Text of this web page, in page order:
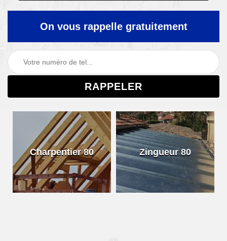
On vous rappelle gratuitement
Charpentier 80 Zingueur 80